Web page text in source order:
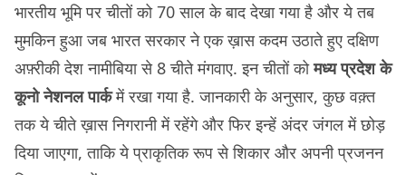
भारतीय भूमि पर चीतों को 70 साल के बाद देखा गया है और ये तब
मुमकिन हुआ जब भारत सरकार ने एक ख़ास कदम उठाते हुए दक्षिण
अफ़्रीकी देश नामीबिया से 8 चीते मंगवाए. इन चीतों कोमध्य प्रदेश के
कूनो नेशनल पार्कमें रखा गया है. जानकारी के अनुसार, कुछ वक़्त
तक ये चीते ख़ास निगरानी में रहेंगे और फिर इन्हें अंदर जंगल में छोड़
दिया जाएगा, ताकि ये प्राकृतिक रूप से शिकार और अपनी प्रजनन